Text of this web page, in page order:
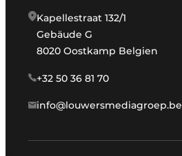
Kapellestraat 132/1
Gebäude G
8020 Oostkamp Belgien
+32 50 36 81 70
info@louwersmediagroep.be